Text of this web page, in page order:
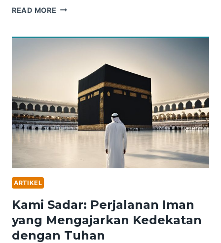
READ MORE NASIHAT
MUHAMMAD
YANG
INGIN
MENJALANKAN
IBADAH
UMRAH
ARTIKEL
Kami Sadar: Perjalanan Iman
yang Mengajarkan Kedekatan
dengan Tuhan